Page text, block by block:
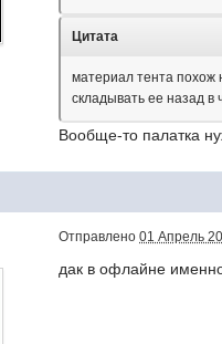
Цитата
материал тента похож
складывать ее назад в
Вообще-то палатка
Отправлено01 Апрель
дак в офлайне